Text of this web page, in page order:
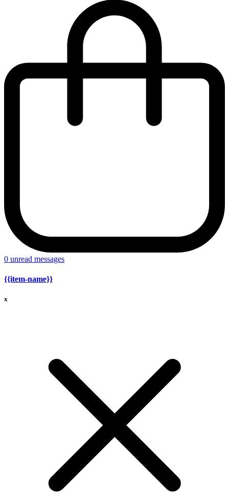
0 unread messages
{{item-name}}
x